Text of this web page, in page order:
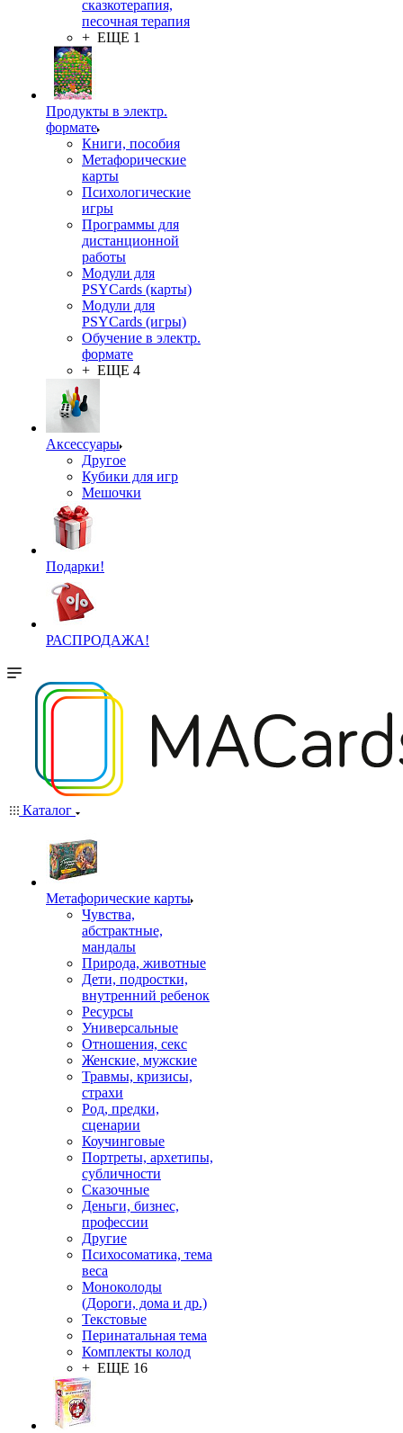
сказкотерапия,
песочная терапия
+ ЕЩЕ 1
Продукты в электр.
формате
Книги, пособия
Метафорические
карты
Психологические
игры
Программы для
дистанционной
работы
Модули для
PSYCards (карты)
Модули для
PSYCards (игры)
Обучение в электр.
формате
+ ЕЩЕ 4
Аксессуары
Другое
Кубики для игр
Мешочки
Подарки!
РАСПРОДАЖА!
Каталог
Mетафорические карты
Чувства,
абстрактные,
мандалы
Природа, животные
Дети, подростки,
внутренний ребенок
Ресурсы
Универсальные
Отношения, секс
Женские, мужские
Травмы, кризисы,
страхи
Род, предки,
сценарии
Коучинговые
Портреты, архетипы,
субличности
Сказочные
Деньги, бизнес,
профессии
Другие
Психосоматика, тема
веса
Моноколоды
(Дороги, дома и др.)
Текстовые
Перинатальная тема
Комплекты колод
+ ЕЩЕ 16